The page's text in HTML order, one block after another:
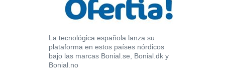
La tecnológica española lanza su
plataforma en estos países nórdicos
bajo las marcas Bonial.se, Bonial.dk y
Bonial.no